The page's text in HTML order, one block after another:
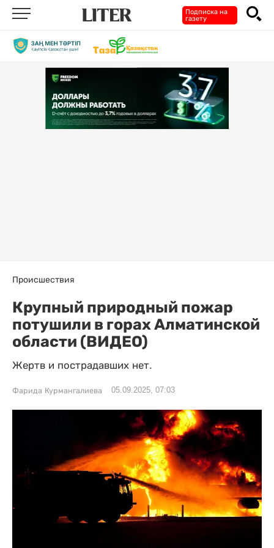
Подписка на
газету
Происшествия
Крупный природный пожар
потушили в горах Алматинской
области (ВИДЕО)
Жертв и пострадавших нет.
Фарида Курмангалиева 05.09.2025, 07:03